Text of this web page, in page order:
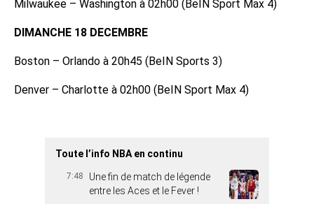
Milwaukee – Washington à 02h00 (BeIN Sport Max 4)
DIMANCHE 18 DECEMBRE
Boston – Orlando à 20h45 (BeIN Sports 3)
Denver – Charlotte à 02h00 (BeIN Sport Max 4)
Toute l’info NBA en continu
7:48
Une fin de match de légende
entre les Aces et le Fever !